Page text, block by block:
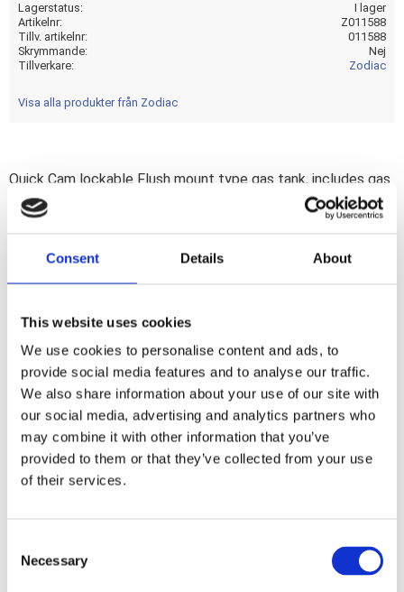
Consent Details About
This website uses cookies
We use cookies to personalise content and ads, to
provide social media features and to analyse our traffic.
We also share information about your use of our site with
our social media, advertising and analytics partners who
may combine it with other information that you’ve
provided to them or that they’ve collected from your use
of their services.
Necessary
Lagerstatus
I lager
Artikelnr
Z011588
Tillv. artikelnr
011588
Skrymmande
Nej
Tillverkare
Zodiac
Visa alla produkter från Zodiac
Quick Cam lockable Flush mount type gas tank, includes gas
cap(s) (style D), Double cap gas tank
Dela med dig
F
c
e
b
o
o
k
Omdömen
Du